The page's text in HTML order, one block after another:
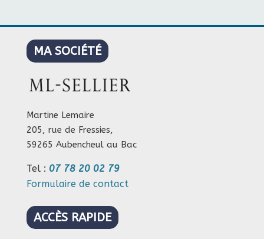
MA SOCIÉTÉ
Martine Lemaire
205, rue de Fressies,
59265 Aubencheul au Bac
Tel : 07 78 20 02 79
Formulaire de contact
ACCÈS RAPIDE